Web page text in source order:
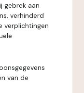
gebrek aan
verhinderd
verplichtingen
van de